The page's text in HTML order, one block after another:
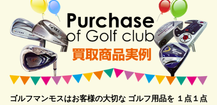
ゴルフマンモスはお客様の大切な ゴルフ用品を１点１点